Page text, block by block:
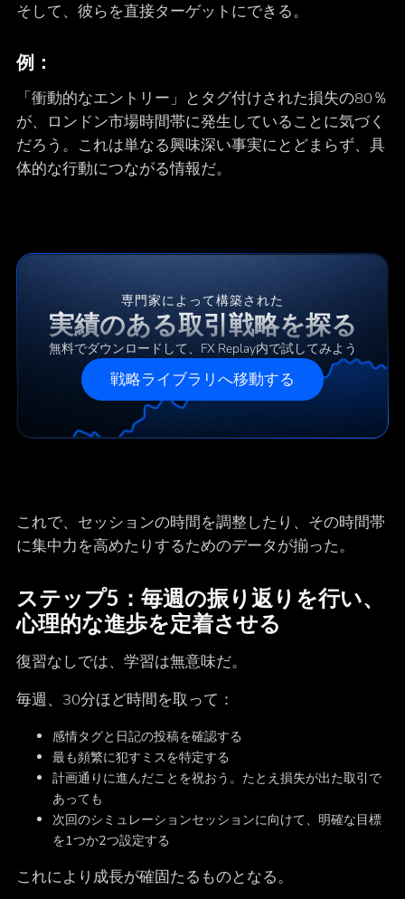
そして、彼らを直接ターゲットにできる。
例：
「衝動的なエントリー」とタグ付けされた損失の80％
が、ロンドン市場時間帯に発生していることに気づく
だろう。これは単なる興味深い事実にとどまらず、具
体的な行動につながる情報だ。
専門家によって構築された
実績のある取引戦略を探る
無料でダウンロードして、FX Replay内で試してみよう
戦略ライブラリへ移動する
これで、セッションの時間を調整したり、その時間帯
に集中力を高めたりするためのデータが揃った。
ステップ5：毎週の振り返りを行い、
心理的な進歩を定着させる
復習なしでは、学習は無意味だ。
毎週、30分ほど時間を取って：
感情タグと日記の投稿を確認する
最も頻繁に犯すミスを特定する
計画通りに進んだことを祝おう。たとえ損失が出た取引で
あっても
次回のシミュレーションセッションに向けて、明確な目標
を1つか2つ設定する
これにより成長が確固たるものとなる。